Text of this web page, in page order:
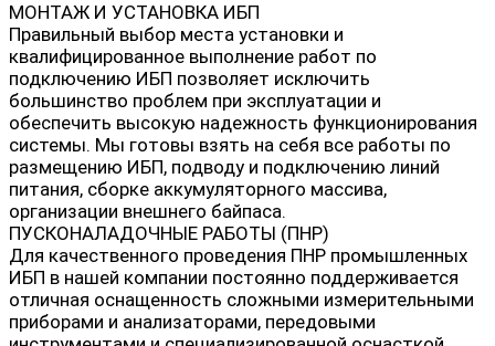
МОНТАЖ И УСТАНОВКА ИБП
Правильный выбор места установки и
квалифицированное выполнение работ по
подключению ИБП позволяет исключить
большинство проблем при эксплуатации и
обеспечить высокую надежность функционирования
системы. Мы готовы взять на себя все работы по
размещению ИБП, подводу и подключению линий
питания, сборке аккумуляторного массива,
организации внешнего байпаса.
ПУСКОНАЛАДОЧНЫЕ РАБОТЫ (ПНР)
Для качественного проведения ПНР промышленных
ИБП в нашей компании постоянно поддерживается
отличная оснащенность сложными измерительными
приборами и анализаторами, передовыми